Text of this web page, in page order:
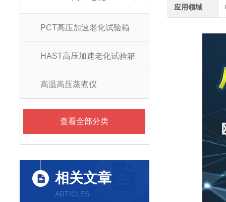
PCT高压加速老化试验箱
HAST高压加速老化试验箱
高温高压蒸煮仪
查看全部分类
相关文章
ARTICLES
应用领域